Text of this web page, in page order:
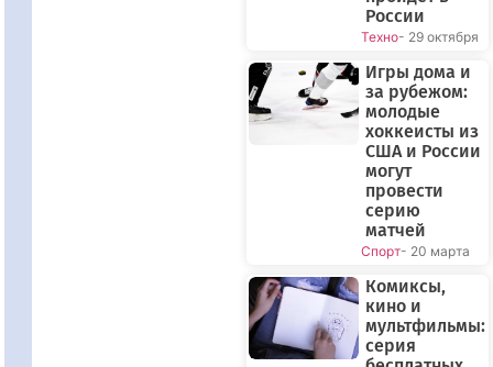
России
Техно- 29 октября
Игры дома и
за рубежом:
молодые
хоккеисты из
США и России
могут
провести
серию
матчей
Спорт- 20 марта
Комиксы,
кино и
мультфильмы:
серия